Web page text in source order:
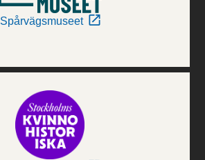
Spårvägsmuseet